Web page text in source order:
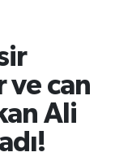
ve can
Ali